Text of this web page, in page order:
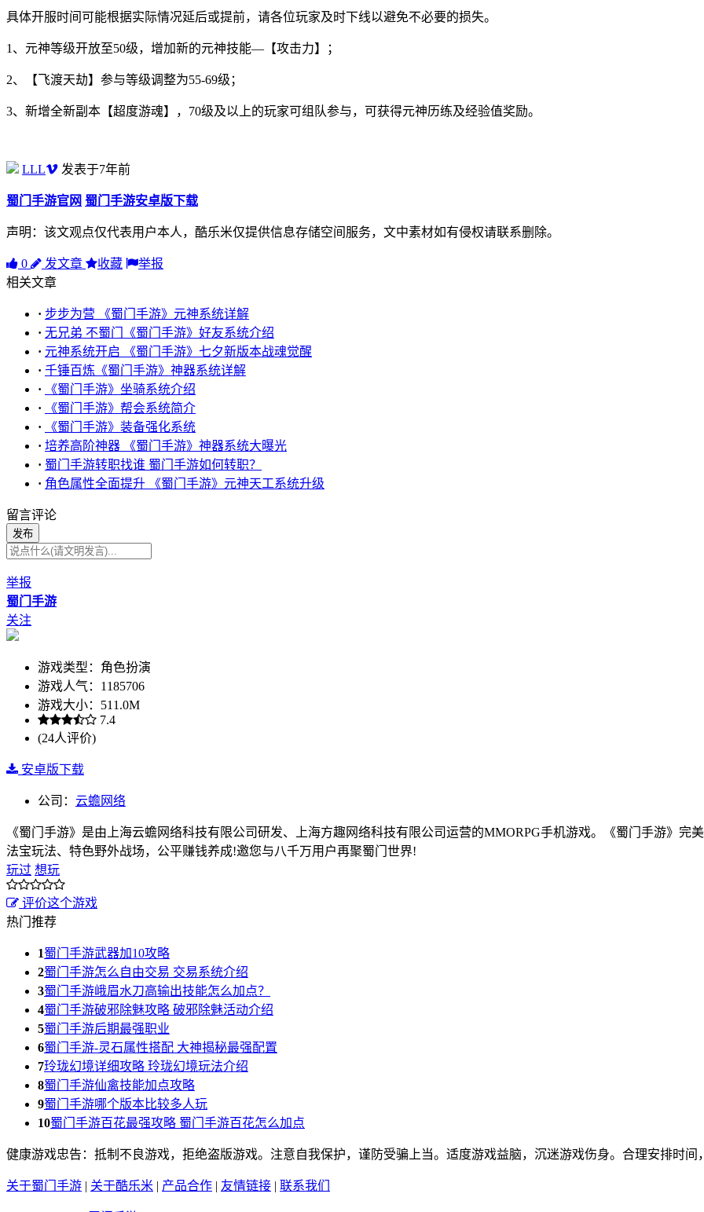
具体开服时间可能根据实际情况延后或提前，请各位玩家及时下线以避免不必要的损失。
1、元神等级开放至50级，增加新的元神技能—【攻击力】；
2、【飞渡天劫】参与等级调整为55-69级；
3、新增全新副本【超度游魂】，70级及以上的玩家可组队参与，可获得元神历练及经验值奖励。
LLL 发表于7年前
蜀门手游官网 蜀门手游安卓版下载
声明：该文观点仅代表用户本人，酷乐米仅提供信息存储空间服务，文中素材如有侵权请联系删除。
0 发文章 收藏
举报
相关文章
· 步步为营 《蜀门手游》元神系统详解
· 无兄弟 不蜀门《蜀门手游》好友系统介绍
· 元神系统开启 《蜀门手游》七夕新版本战魂觉醒
· 千锤百炼《蜀门手游》神器系统详解
·
《蜀门手游》坐骑系统介绍
·
《蜀门手游》帮会系统简介
·
《蜀门手游》装备强化系统
· 培养高阶神器 《蜀门手游》神器系统大曝光
· 蜀门手游转职找谁 蜀门手游如何转职？
· 角色属性全面提升 《蜀门手游》元神天工系统升级
留言评论
发布
举报
蜀门手游
关注
游戏类型：角色扮演
游戏人气：1185706
游戏大小：511.0M
7.4
(24人评价)
安卓版下载
公司： 云蟾网络
《蜀门手游》是由上海云蟾网络科技有限公司研发、上海方趣网络科技有限公司运营的MMORPG手机游戏。《蜀门手游》
法宝玩法、特色野外战场，公平赚钱养成!邀您与八千万用户再聚蜀门世界!
玩过 想玩
评价这个游戏
热门推荐
1蜀门手游武器加10攻略
2蜀门手游怎么自由交易 交易系统介绍
3蜀门手游峨眉水刀高输出技能怎么加点？
4蜀门手游破邪除魅攻略 破邪除魅活动介绍
5蜀门手游后期最强职业
6蜀门手游-灵石属性搭配 大神揭秘最强配置
7玲珑幻境详细攻略 玲珑幻境玩法介绍
8蜀门手游仙禽技能加点攻略
9蜀门手游哪个版本比较多人玩
10蜀门手游百花最强攻略 蜀门手游百花怎么加点
健康游戏忠告：抵制不良游戏，拒绝盗版游戏。注意自我保护，谨防受骗上当。适度游戏益脑，沉迷游戏伤身。合理安排时间
关于蜀门手游 | 关于酷乐米 | 产品合作 | 友情链接 | 联系我们